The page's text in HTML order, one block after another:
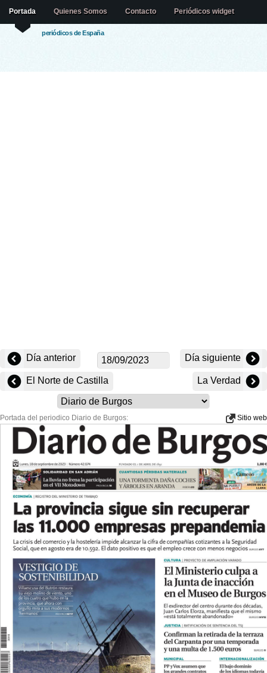
periódicos de España
Portada Quienes Somos Contacto Periódicos widget
Día anterior Día siguiente
El Norte de Castilla La Verdad
Portada del periodico Diario de Burgos: Sitio web